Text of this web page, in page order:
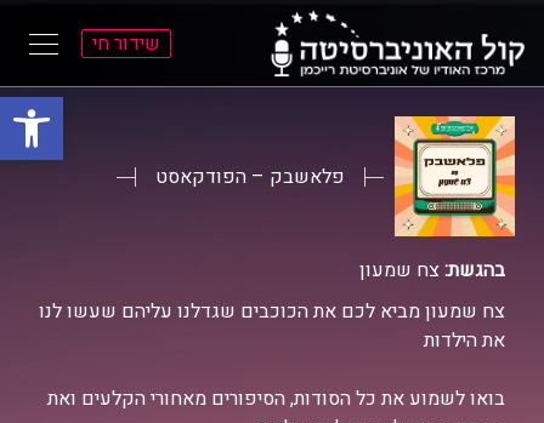
פתח
התפריט
הראשי
התוכן
הראשי
שידור חי
פלאשבק – הפודקאסט
בהגשת:צח שמעון
צח שמעון מביא לכם את הכוכבים שגדלנו עליהם שעשו לנו
את הילדות
בואו לשמוע את כל הסודות, הסיפורים מאחורי הקלעים ואת